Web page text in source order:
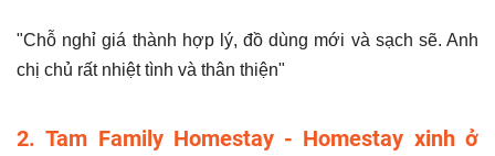
"Chỗ nghỉ giá thành hợp lý, đồ dùng mới và sạch sẽ. Anh
chị chủ rất nhiệt tình và thân thiện"
2. Tam Family Homestay - Homestay xinh ở